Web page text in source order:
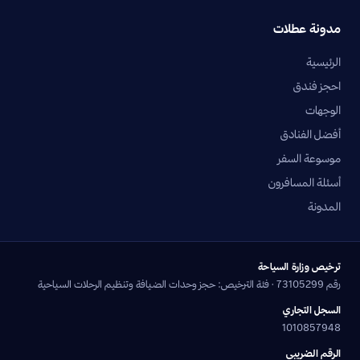
مدونة عطلات
الرئيسية
احجز فندق
الوجهات
أفضل الفنادق
موسوعة السفر
أسئلة المسافرون
المدونة
ترخيص وزارة السياحة
رقم 73105299 · فئة الترخيص: حجز وحدات الضيافة وتنظيم الرحلات السياحية
السجل التجاري
1010857948
الرقم الضريبي